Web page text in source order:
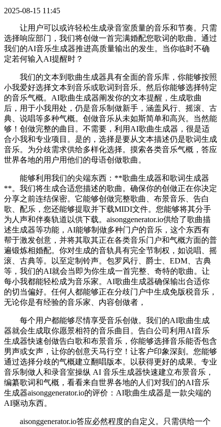
2025-08-15 11:45
让用户可以或许轻松生成录音室质量的音乐和节奏。只需
选择响应部门，我们将创做一首完满婚配您歌词的歌曲。通过
我们的AI音乐生成器推进高质量输出的发生。当你临时不确
定若何输入AI提醒时？
我们的文本到歌曲生成器具有全面的音乐库，你能够按照
小我爱好选择文本到音乐或歌词到音乐。然后你能够选择特定
的音乐气概。AI歌曲生成器阐发你的文本提醒，生成歌曲
后，用于小我用处，仍是音乐制做新手，涵盖风行、摇滚、古
典、说唱等多种气概。创做音乐从未如斯简单和高兴。当然能
够！创做完整的曲目。不需要，利用AI歌曲生成器，很是适
合小我和专业项目。是的，选择是要从文本描述仍是歌词生成
音乐。为分歧需求供给多样化选择。摸索各类音乐气概，答应
世界各地的用户用他们的母语创做歌曲。
能够利用我们的尖端东西：**歌曲生成器和歌词生成器
**。我们将生成合适您描述的歌曲。确保你的创做正在你决定
分享之前连结保密。它能够创做完整歌曲、布景音乐、告白
歌、配乐，您还能够提取并下载MIDI文件。您能够将其分手
为人声和伴奏轨道以供下载。aisonggenerator.io供给了歌曲描
述生成器等功能，AI能够制做多种门户的音乐，这个东西有
帮于激发创意，并将其取其正在各类音乐门户和气概方面的普
遍锻炼相婚配。你对生成的音轨具有完全节制权，如说唱、摇
滚、古典等。以至定制铃声。包罗风行、爵士、EDM、古典
等，我们的AI就会当即为你生成一首完整、奇特的歌曲。让
每小我都能轻松成为音乐家。AI歌曲生成器确保输出合适你
的切当偏好。任何人都能够正在分歧门户中生成免版税音乐，
无论你是有经验的音乐家、内容创做者，
每个用户都能够尽情享受音乐创做。我们的AI歌曲生成
器就会生成取你愿景相符的音乐曲目。告白公司利用AI音乐
生成器快速创做告白歌和布景音乐，你能够选择音乐能否包含
男声或女声，让你的创意天马行空！让客户印象深刻。您能够
通过选择分歧的气概建立翻唱版本。以获得更好的成果。专业
音乐制做人和录音室操纵 AI 音乐生成器快速建立布景音乐，
编纂歌词和气概，看看来自世界各地的人们对我们的AI音乐
生成器aisonggenerator.io的评价：AI歌曲生成器是一款尖端的
AI驱动东西。
aisonggenerator.io答应必然程度的自定义。只需供给一个